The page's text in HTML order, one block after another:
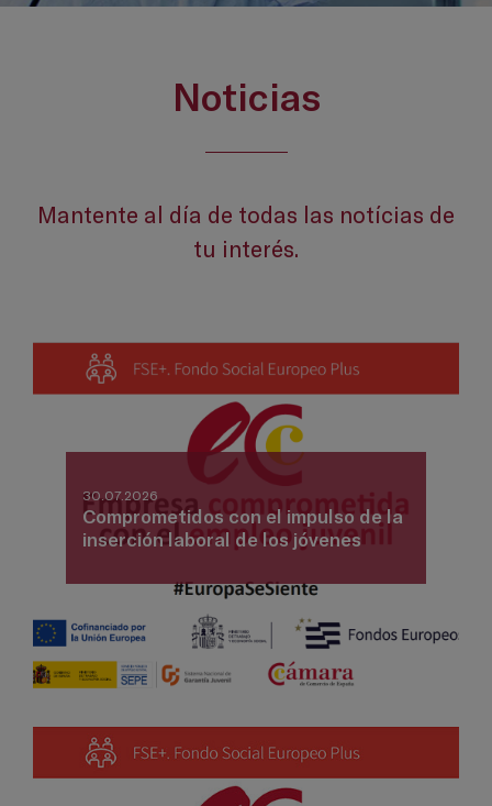
Noticias
Mantente al día de todas las notícias de
tu interés.
30.07.2026
Comprometidos con el impulso de la
inserción laboral de los jóvenes